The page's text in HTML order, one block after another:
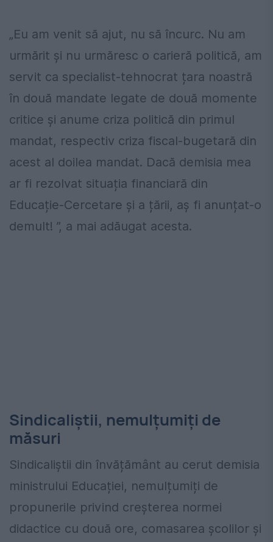
„Eu am venit să ajut, nu să încurc. Nu am
urmărit și nu urmăresc o carieră politică, am
servit ca specialist-tehnocrat țara noastră
în două mandate legate de două momente
critice și anume criza politică din primul
mandat, respectiv criza fiscal-bugetară din
acest al doilea mandat. Dacă demisia mea
ar fi rezolvat situația financiară din
Educație-Cercetare și a țării, aș fi anunțat-o
demult! ”, a mai adăugat acesta.
Sindicaliștii, nemulțumiți de
măsuri
Sindicaliștii din învățământ au cerut demisia
ministrului Educației, nemulțumiți de
propunerile privind creșterea normei
didactice cu două ore, comasarea școlilor și